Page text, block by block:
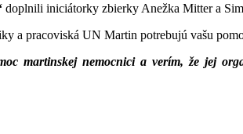
doplnili iniciátorky zbierky Anežka Mitter a
a pracoviská UN Martin potrebujú vašu
martinskej nemocnici a verím, že jej